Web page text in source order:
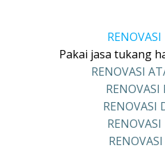
Pakai jasa tukang
RENOVASI
RENOVASI
RENOVASI